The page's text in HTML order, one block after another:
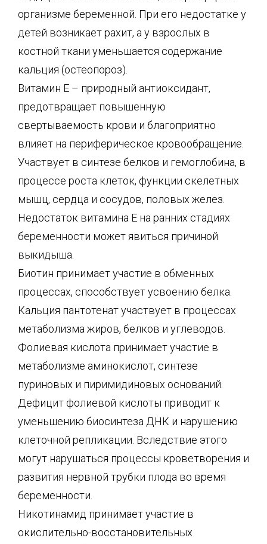
организме беременной. При его недостатке у
детей возникает рахит, а у взрослых в
костной ткани уменьшается содержание
кальция (остеопороз).
Витамин Е – природный антиоксидант,
предотвращает повышенную
свертываемость крови и благоприятно
влияет на периферическое кровообращение.
Участвует в синтезе белков и гемоглобина, в
процессе роста клеток, функции скелетных
мышц, сердца и сосудов, половых желез.
Недостаток витамина Е на ранних стадиях
беременности может явиться причиной
выкидыша.
Биотин принимает участие в обменных
процессах, способствует усвоению белка.
Кальция пантотенат участвует в процессах
метаболизма жиров, белков и углеводов.
Фолиевая кислота принимает участие в
метаболизме аминокислот, синтезе
пуриновых и пиримидиновых оснований.
Дефицит фолиевой кислоты приводит к
уменьшению биосинтеза ДНК и нарушению
клеточной репликации. Вследствие этого
могут нарушаться процессы кроветворения и
развития нервной трубки плода во время
беременности.
Никотинамид принимает участие в
окислительно-восстановительных